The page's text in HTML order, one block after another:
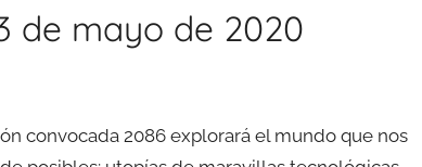
de mayo de 2020
convocada 2086 explorará el mundo que nos